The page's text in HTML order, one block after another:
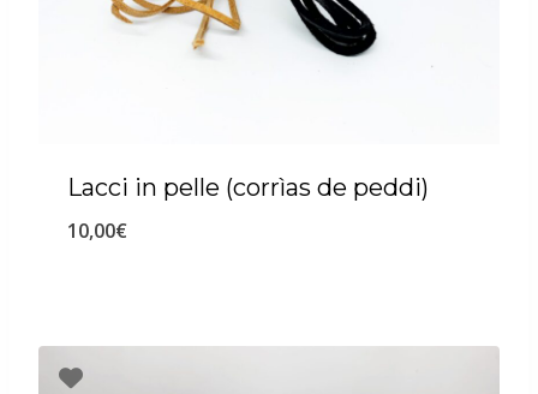
Lacci in pelle (corrìas de peddi)
10,00€